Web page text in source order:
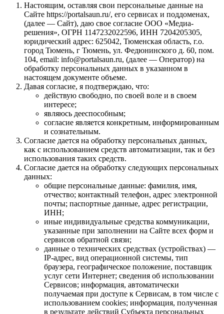
Настоящим, оставляя свои персональные данные на
Сайте https://portalsaun.ru/, его сервисах и поддоменах,
(далее — Сайт), даю свое согласие ООО «Медиа-
решения», ОГРН 1147232022596, ИНН 7204205305,
юридический адрес: 625042, Тюменская область, г.о.
город Тюмень, г Тюмень, ул. Федюнинского д. 60, пом.
104, email: info@portalsaun.ru, (далее — Оператор) на
обработку персональных данных в указанном в
настоящем документе объеме.
Давая согласие, я подтверждаю, что:
действую свободно, по своей воле и в своем
интересе;
являюсь дееспособным;
согласие является конкретным, информированным
и сознательным.
Согласие дается на обработку персональных данных,
как с использованием средств автоматизации, так и без
использования таких средств.
Согласие дается на обработку следующих персональных
данных:
общие персональные данные: фамилия, имя,
отчество; контактный телефон, адрес электронной
почты; паспортные данные, адрес регистрации,
ИНН;
иные индивидуальные средства коммуникации,
указанные при заполнении на Сайте всех форм и
сервисов обратной связи;
данные о технических средствах (устройствах) —
IP-адрес, вид операционной системы, тип
браузера, географическое положение, поставщик
услуг сети Интернет; сведения об использовании
Сервисов; информация, автоматически
получаемая при доступе к Сервисам, в том числе с
использованием cookies; информация, полученная
в результате действий Субъекта персональных